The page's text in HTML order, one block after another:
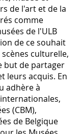
de l'art et de la
comme
de l'ULB
de ce souhait
culturelle,
but de partager
leurs acquis. En
adhère à
(CBM),
de Belgique